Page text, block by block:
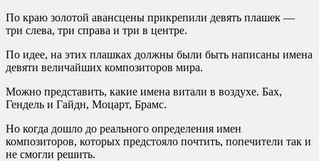
По краю золотой авансцены прикрепили девять плашек —
три слева, три справа и три в центре.
По идее, на этих плашках должны были быть написаны имена
девяти величайших композиторов мира.
Можно представить, какие имена витали в воздухе. Бах,
Гендель и Гайдн, Моцарт, Брамс.
Но когда дошло до реального определения имен
композиторов, которых предстояло почтить, попечители так и
не смогли решить.